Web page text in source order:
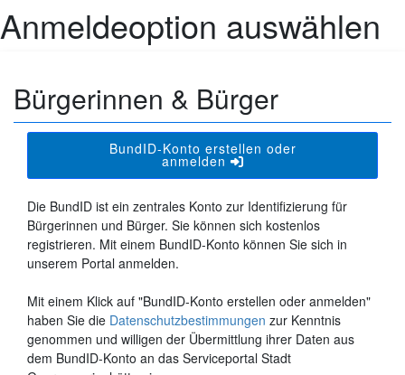
Anmeldeoption auswählen
Bürgerinnen & Bürger
BundID-Konto erstellen oder
anmelden
Die BundID ist ein zentrales Konto zur Identifizierung für
Bürgerinnen und Bürger. Sie können sich kostenlos
registrieren. Mit einem BundID-Konto können Sie sich in
unserem Portal anmelden.
Mit einem Klick auf "BundID-Konto erstellen oder anmelden"
haben Sie die Datenschutzbestimmungen zur Kenntnis
genommen und willigen der Übermittlung ihrer Daten aus
dem BundID-Konto an das Serviceportal Stadt